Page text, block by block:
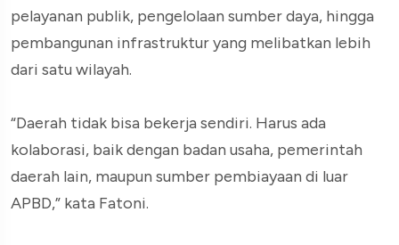
pelayanan publik, pengelolaan sumber daya, hingga
pembangunan infrastruktur yang melibatkan lebih
dari satu wilayah.
“Daerah tidak bisa bekerja sendiri. Harus ada
kolaborasi, baik dengan badan usaha, pemerintah
daerah lain, maupun sumber pembiayaan di luar
APBD,” kata Fatoni.